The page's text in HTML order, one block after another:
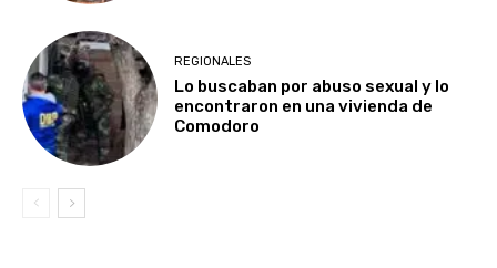
REGIONALES
Lo buscaban por abuso sexual y lo
encontraron en una vivienda de
Comodoro